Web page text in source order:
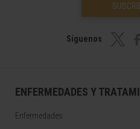
Síguenos
ENFERMEDADES Y
Enfermedades